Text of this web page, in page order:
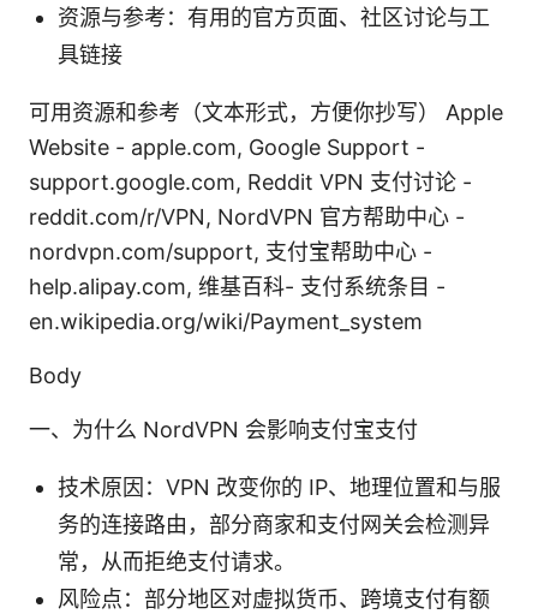
资源与参考：有用的官方页面、社区讨论与工
具链接
可用资源和参考（文本形式，方便你抄写） Apple
Website - apple.com, Google Support -
support.google.com, Reddit VPN 支付讨论 -
reddit.com/r/VPN, NordVPN 官方帮助中心 -
nordvpn.com/support, 支付宝帮助中心 -
help.alipay.com, 维基百科- 支付系统条目 -
en.wikipedia.org/wiki/Payment_system
Body
一、为什么 NordVPN 会影响支付宝支付
技术原因：VPN 改变你的 IP、地理位置和与服
务的连接路由，部分商家和支付网关会检测异
常，从而拒绝支付请求。
风险点：部分地区对虚拟货币、跨境支付有额